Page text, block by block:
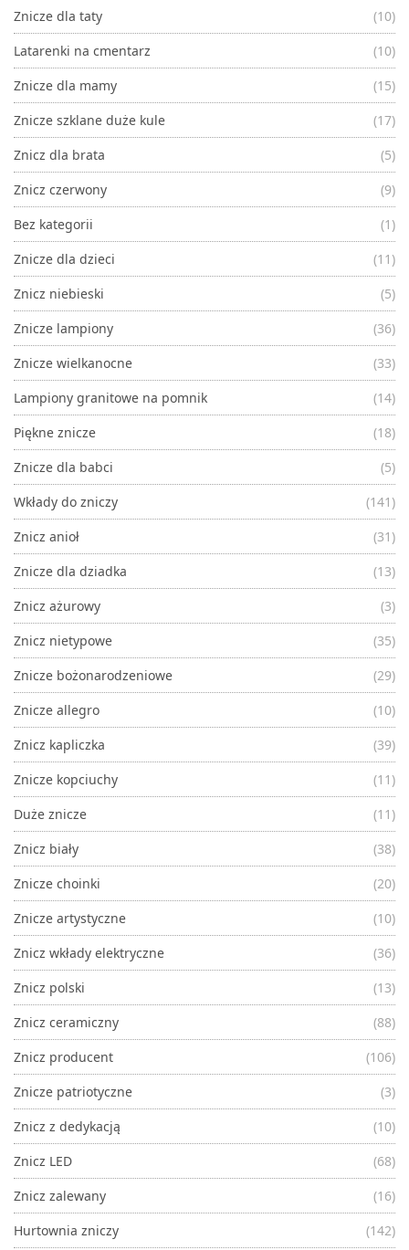
Znicze dla taty
(10)
Latarenki na cmentarz
(10)
Znicze dla mamy
(15)
Znicze szklane duże kule
(17)
Znicz dla brata
(5)
Znicz czerwony
(9)
Bez kategorii
(1)
Znicze dla dzieci
(11)
Znicz niebieski
(5)
Znicze lampiony
(36)
Znicze wielkanocne
(33)
Lampiony granitowe na pomnik
(14)
Piękne znicze
(18)
Znicze dla babci
(5)
Wkłady do zniczy
(141)
Znicz anioł
(31)
Znicze dla dziadka
(13)
Znicz ażurowy
(3)
Znicz nietypowe
(35)
Znicze bożonarodzeniowe
(29)
Znicze allegro
(10)
Znicz kapliczka
(39)
Znicze kopciuchy
(11)
Duże znicze
(11)
Znicz biały
(38)
Znicze choinki
(20)
Znicze artystyczne
(10)
Znicz wkłady elektryczne
(36)
Znicz polski
(13)
Znicz ceramiczny
(88)
Znicz producent
(106)
Znicze patriotyczne
(3)
Znicz z dedykacją
(10)
Znicz LED
(68)
Znicz zalewany
(16)
Hurtownia zniczy
(142)